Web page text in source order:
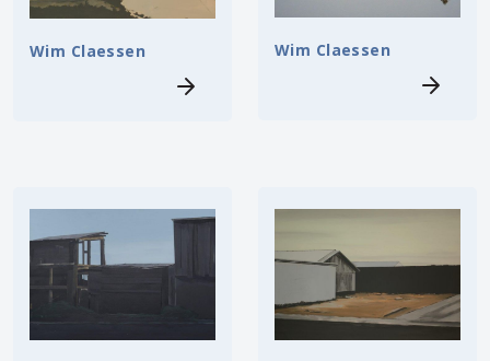
Orientatie
Kerncollectie
9 items. Pagina:
Wim Claessen Wim Claessen